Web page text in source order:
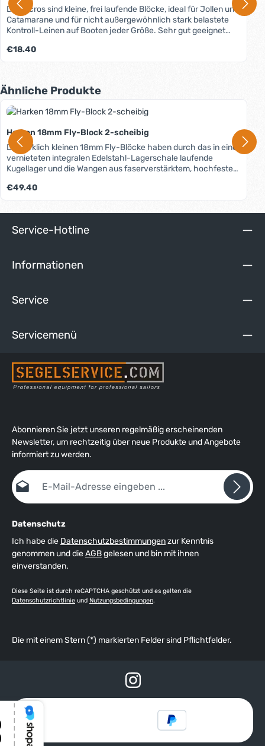
Die Micros sind kleine, frei laufende Blöcke, ideal für Jollen und
Catamarane und für nicht außergewöhnlich stark belastete
Kontroll-Leinen auf Booten jeder Größe. Sehr gut geeignet
Regulärer Preis:
€18.40
Produktgalerie überspringen
Ähnliche Produkte
Harken 18mm Fly-Block 2-scheibig
Die wirklich kleinen 18mm Fly-Blöcke haben durch das in einer
vernieteten integralen Edelstahl-Lagerschale laufende
Kugellager und die Wangen aus faserverstärktem, hochfestem
extrem niedrig bauenden Blöcke der Fly-Serie brauchen dank
beiliegender HiTech-Leine aus Spectra® weder Kopfbolzen
noch Schäkel und Feder und sind dadurch außergewöhnlich
5mm auf. Verwendungsbeispiele: - Strecker - Niederholer -
Sie unter dem Reiter "Media".
Regulärer Preis:
€49.40
Service-Hotline
Informationen
Service
Servicemenü
Abonnieren Sie jetzt unseren regelmäßig erscheinenden
Newsletter, um rechtzeitig über neue Produkte und Angebote
informiert zu werden.
E-Mail-Adresse*
Datenschutz
Ich habe die Datenschutzbestimmungenzur Kenntnis
genommen und dieAGBgelesen und bin mit ihnen
einverstanden.
Diese Seite ist durch reCAPTCHA geschützt und es gelten die
Datenschutzrichtlinie und Nutzungsbedingungen.
Die mit einem Stern (*) markierten Felder sind Pflichtfelder.